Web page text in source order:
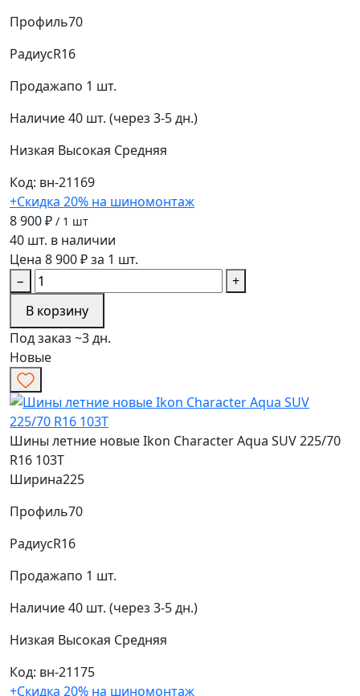
Профиль70
РадиусR16
Продажапо 1 шт.
Наличие40 шт. (через 3-5 дн.)
Низкая Высокая Средняя
Код: вн-21169
+Скидка 20% на шиномонтаж
8 900 ₽ / 1 шт
40 шт. в наличии
Цена 8 900 ₽ за 1 шт.
−
+
В корзину
Под заказ ~3 дн.
Новые
Шины летние новые Ikon Character Aqua SUV 225/70
R16 103T
Ширина225
Профиль70
РадиусR16
Продажапо 1 шт.
Наличие40 шт. (через 3-5 дн.)
Низкая Высокая Средняя
Код: вн-21175
+Скидка 20% на шиномонтаж